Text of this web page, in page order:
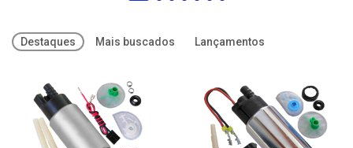
Destaques Mais buscados Lançamentos